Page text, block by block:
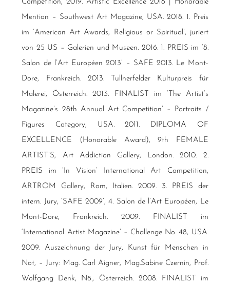
Competition, 2019. Artistic Excellence 2018 | Honorable
Mention – Southwest Art Magazine, USA. 2018. 1. Preis
im ‘American Art Awards, Religious or Spiritual’, juriert
von 25 US – Galerien und Museen. 2016. 1. PREIS im ‘8.
Salon de l’Art Européen 2013’ – SAFE 2013. Le Mont-
Dore, Frankreich. 2013. Tullnerfelder Kulturpreis für
Malerei, Österreich. 2013. FINALIST im ‘The Artist’s
Magazine’s 28th Annual Art Competition’ – Portraits /
Figures Category, USA. 2011. DIPLOMA OF
EXCELLENCE (Honorable Award), 9th FEMALE
ARTIST’S, Art Addiction Gallery, London. 2010. 2.
PREIS im ‘In Vision’ International Art Competition,
ARTROM Gallery, Rom, Italien. 2009. 3. PREIS der
intern. Jury, ‘SAFE 2009’, 4. Salon de l’Art Européen, Le
Mont-Dore, Frankreich. 2009. FINALIST im
‘International Artist Magazine’ – Challenge No. 48, USA.
2009. Auszeichnung der Jury, Kunst für Menschen in
Not, – Jury: Mag. Carl Aigner, Mag.Sabine Czernin, Prof.
Wolfgang Denk, Nö., Österreich. 2008. FINALIST im